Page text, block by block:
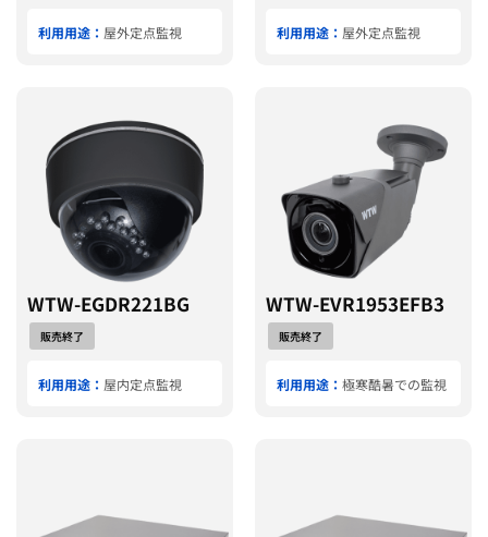
利用用途： 屋外定点監視 利用用途： 屋外定点監視
WTW-EGDR221BG
販売終了
利用用途： 屋内定点監視
WTW-EVR1953EFB3
販売終了
利用用途： 極寒酷暑での監視